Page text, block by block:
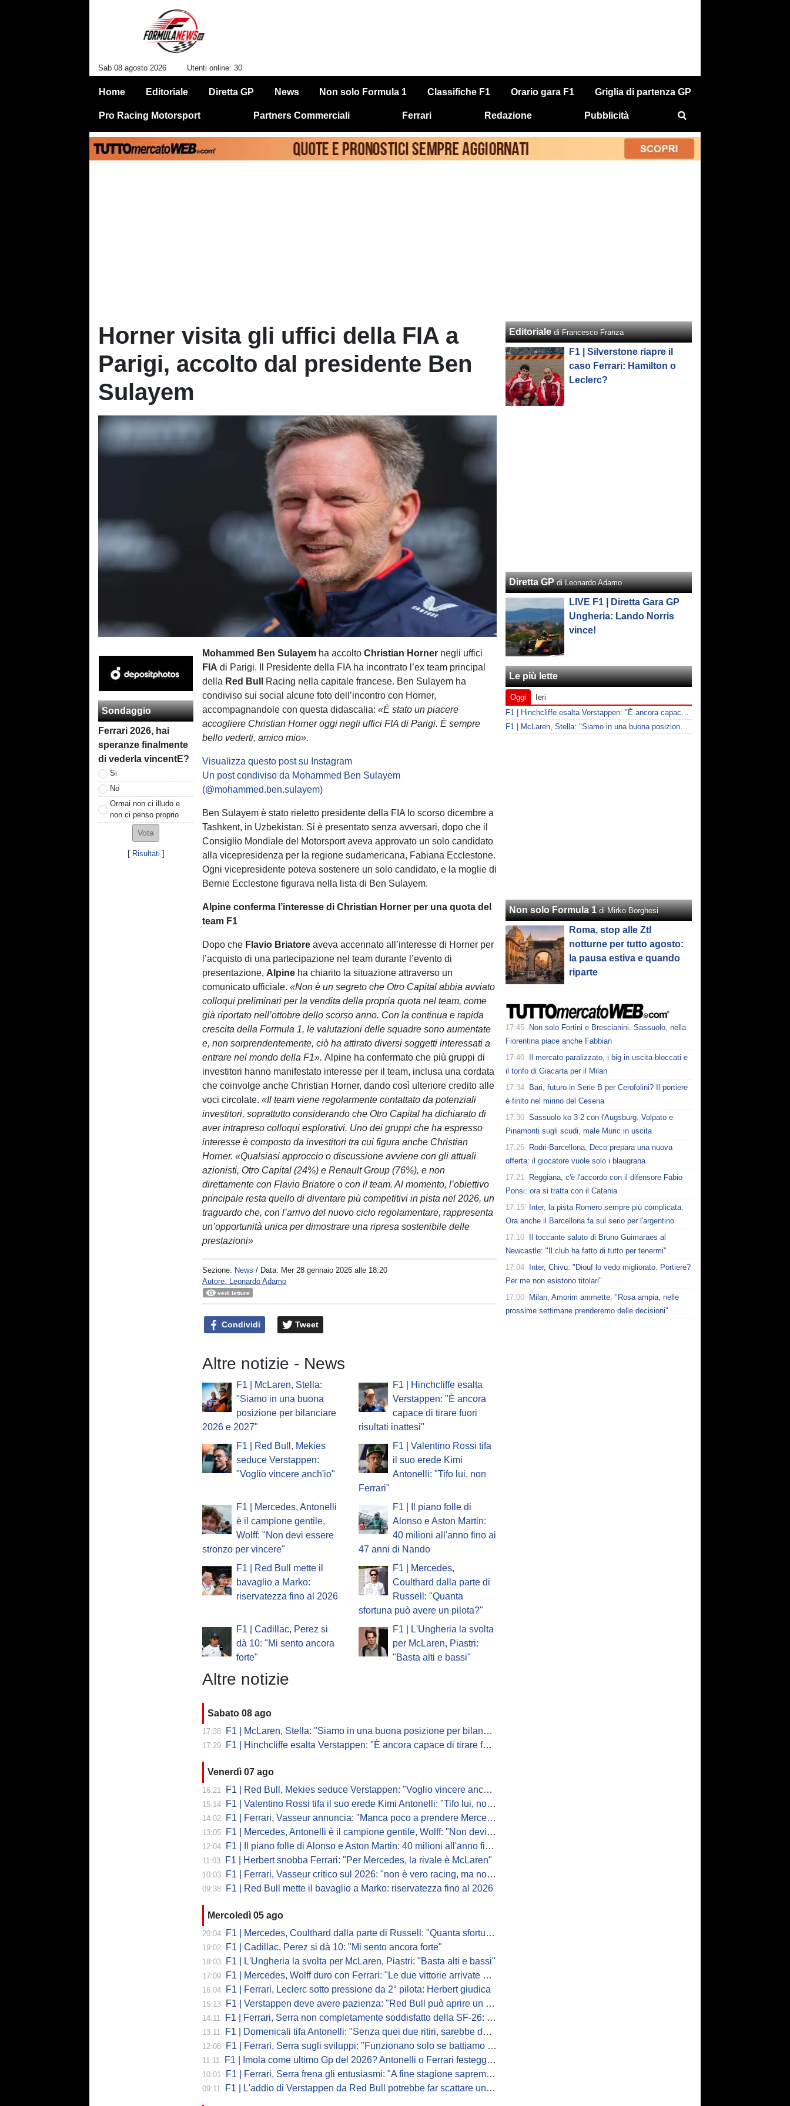
Sab 08 agosto 2026 Utenti online: 30
Home Editoriale Diretta GP News Non solo Formula 1 Classifiche F1 Orario gara F1 Griglia di partenza GP
Pro Racing Motorsport Partners Commerciali Ferrari Redazione Pubblicità
Horner visita gli uffici della FIA a
Parigi, accolto dal presidente Ben
Sulayem
Sondaggio
Ferrari 2026, hai
speranze finalmente
di vederla vincentE?
Si
No
Ormai non ci illudo e
non ci penso proprio
[ Risultati ]
Mohammed Ben Sulayem ha accoltoChristian Horner negli uffici
FIA di Parigi. Il Presidente della FIA ha incontrato l’ex team principal
della Red Bull
Racing nella capitale francese. Ben Sulayem ha
condiviso sui social alcune foto dell’incontro con Horner,
accompagnandole con questa didascalia:«È stato un piacere
accogliere Christian Horner oggi negli uffici FIA di Parigi. È sempre
bello vederti, amico mio».
Visualizza questo post su Instagram
Un post condiviso da Mohammed Ben Sulayem
(@mohammed.ben.sulayem)
Ben Sulayem è stato rieletto presidente della FIA lo scorso dicembre a
Tashkent, in Uzbekistan. Si è presentato senza avversari, dopo che il
Consiglio Mondiale del Motorsport aveva approvato un solo candidato
alla vicepresidenza per la regione sudamericana, Fabiana Ecclestone.
Ogni vicepresidente poteva sostenere un solo candidato, e la moglie di
Bernie Ecclestone figurava nella lista di Ben Sulayem.
Alpine conferma l’interesse di Christian Horner per una quota del
team F1
Dopo che Flavio Briatoreaveva accennato all’interesse di Horner per
l’acquisto di una partecipazione nel team durante l’evento di
presentazione, Alpine ha chiarito la situazione attraverso un
comunicato ufficiale.«Non è un segreto che Otro Capital abbia avviato
colloqui preliminari per la vendita della propria quota nel team, come
già riportato nell’ottobre dello scorso anno. Con la continua e rapida
crescita della Formula 1, le valutazioni delle squadre sono aumentate
e, non sorprendentemente, ciò ha attirato diversi soggetti interessati a
entrare nel mondo della F1». Alpine ha confermato che più gruppi di
investitori hanno manifestato interesse per il team, inclusa una cordata
che coinvolge anche Christian Horner, dando così ulteriore credito alle
voci circolate.«Il team viene regolarmente contattato da potenziali
investitori, soprattutto considerando che Otro Capital ha dichiarato di
aver intrapreso colloqui esplorativi. Uno dei gruppi che ha espresso
interesse è composto da investitori tra cui figura anche Christian
Horner. «Qualsiasi approccio o discussione avviene con gli attuali
azionisti, Otro Capital (24%) e Renault Group (76%), e non
direttamente con Flavio Briatore o con il team. Al momento, l’obiettivo
principale resta quello di diventare più competitivi in pista nel 2026, un
traguardo che, con l’arrivo del nuovo ciclo regolamentare, rappresenta
un’opportunità unica per dimostrare una ripresa sostenibile delle
prestazioni»
Sezione: News / Data: Mer 28 gennaio 2026 alle 18:20
Autore: Leonardo Adamo
vedi letture
Condividi Tweet
Altre notizie - News
F1 | McLaren, Stella:
"Siamo in una buona
posizione per bilanciare
2026 e 2027"
F1 | Hinchcliffe esalta
Verstappen: "È ancora
capace di tirare fuori
risultati inattesi"
F1 | Red Bull, Mekies
seduce Verstappen:
"Voglio vincere anch'io"
F1 | Valentino Rossi tifa
il suo erede Kimi
Antonelli: "Tifo lui, non
Ferrari"
F1 | Mercedes, Antonelli
è il campione gentile,
Wolff: "Non devi essere
stronzo per vincere"
F1 | Il piano folle di
Alonso e Aston Martin:
40 milioni all'anno fino ai
47 anni di Nando
F1 | Red Bull mette il
bavaglio a Marko:
riservatezza fino al 2026
F1 | Mercedes,
Coulthard dalla parte di
Russell: "Quanta
sfortuna può avere un pilota?"
F1 | Cadillac, Perez si
dà 10: "Mi sento ancora
forte"
F1 | L'Ungheria la svolta
per McLaren, Piastri:
"Basta alti e bassi"
Altre notizie
Sabato 08 ago
17:38 F1 | McLaren, Stella: "Siamo in una buona posizione per bilanciare 2026 e 2027"
17:29 F1 | Hinchcliffe esalta Verstappen: "È ancora capace di tirare fuori risultati inattesi"
Venerdì 07 ago
16:21 F1 | Red Bull, Mekies seduce Verstappen: "Voglio vincere anch'io"
15:14 F1 | Valentino Rossi tifa il suo erede Kimi Antonelli: "Tifo lui, non Ferrari"
14:02 F1 | Ferrari, Vasseur annuncia: "Manca poco a prendere Mercedes, ma non basterà l'ADUO"
13:05 F1 | Mercedes, Antonelli è il campione gentile, Wolff: "Non devi essere stronzo per vincere"
12:04 F1 | Il piano folle di Alonso e Aston Martin: 40 milioni all'anno fino ai 47 anni di Nando
11:03 F1 | Herbert snobba Ferrari: "Per Mercedes, la rivale è McLaren"
10:03 F1 | Ferrari, Vasseur critico sul 2026: "non è vero racing, ma non è artificiale"
09:38 F1 | Red Bull mette il bavaglio a Marko: riservatezza fino al 2026
Mercoledì 05 ago
20:04 F1 | Mercedes, Coulthard dalla parte di Russell: "Quanta sfortuna può avere un pilota?"
19:02 F1 | Cadillac, Perez si dà 10: "Mi sento ancora forte"
18:03 F1 | L'Ungheria la svolta per McLaren, Piastri: "Basta alti e bassi"
17:09 F1 | Mercedes, Wolff duro con Ferrari: "Le due vittorie arrivate per colpa nostra
16:04 F1 | Ferrari, Leclerc sotto pressione da 2° pilota: Herbert giudica
15:13 F1 | Verstappen deve avere pazienza: "Red Bull può aprire un nuovo corso"
14:11 F1 | Ferrari, Serra non completamente soddisfatto della SF-26: "Non è solo la mia macchina"
13:11 F1 | Domenicali tifa Antonelli: "Senza quei due ritiri, sarebbe davanti di tanto"
12:08 F1 | Ferrari, Serra sugli sviluppi: "Funzionano solo se battiamo gli altri"
11:11 F1 | Imola come ultimo Gp del 2026? Antonelli o Ferrari festeggiano il titolo in casa...
10:01 F1 | Ferrari, Serra frena gli entusiasmi: "A fine stagione sapremo se SF-26 è forte"
09:11 F1 | L'addio di Verstappen da Red Bull potrebbe far scattare un domino: ne parla Fittipaldi
Editoriale di Francesco Franza
F1 | Silverstone riapre il
caso Ferrari: Hamilton o
Leclerc?
Diretta GP di Leonardo Adamo
LIVE F1 | Diretta Gara GP
Ungheria: Lando Norris
vince!
Le più lette
Oggi
Ieri
F1 | Hinchcliffe esalta Verstappen: "È ancora capace di tirare fuori risultati inattesi"
F1 | McLaren, Stella: "Siamo in una buona posizione per bilanciare 2026 e 2027"
Non solo Formula 1 di Mirko Borghesi
Roma, stop alle Ztl
notturne per tutto agosto:
la pausa estiva e quando
riparte
17:45
Non solo Fortini e Brescianini. Sassuolo, nella
Fiorentina piace anche Fabbian
17:40
Il mercato paralizzato, i big in uscita bloccati e
il tonfo di Giacarta per il Milan
17:34
Bari, futuro in Serie B per Cerofolini? Il portiere
è finito nel mirino del Cesena
17:30 Sassuolo ko 3-2 con l'Augsburg. Volpato e
Pinamonti sugli scudi, male Muric in uscita
17:26
Rodri-Barcellona, Deco prepara una nuova
offerta: il giocatore vuole solo i blaugrana
17:21
Reggiana, c'è l'accordo con il difensore Fabio
Ponsi: ora si tratta con il Catania
17:15
Inter, la pista Romero sempre più complicata.
Ora anche il Barcellona fa sul serio per l'argentino
17:10
Il toccante saluto di Bruno Guimaraes al
Newcastle: "Il club ha fatto di tutto per tenermi"
17:04
Inter, Chivu: "Diouf lo vedo migliorato. Portiere?
Per me non esistono titolari"
17:00
Milan, Amorim ammette: "Rosa ampia, nelle
prossime settimane prenderemo delle decisioni"